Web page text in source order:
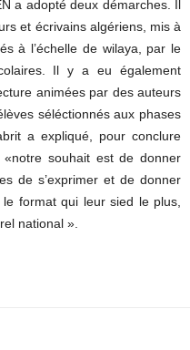
a adopté deux démarches. Il
et écrivains algériens, mis à
à l’échelle de wilaya, par le
Il y a eu également
animées par des auteurs
séléctionnés aux phases
a expliqué, pour conclure
«notre souhait est de donner
de s’exprimer et de donner
format qui leur sied le plus,
national ».